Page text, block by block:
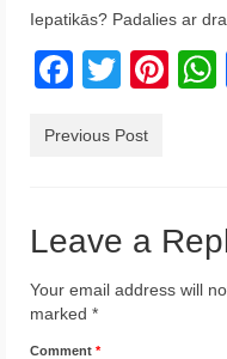
Austrija
Itālija
Par Mums
Iepatikās? Padalies ar
Previous Post
Leave a
Your email address will
marked *
Comment *